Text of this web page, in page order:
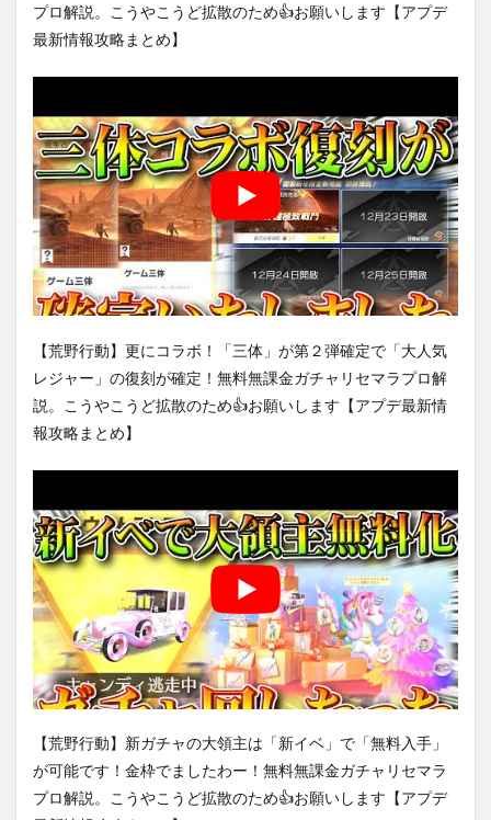
プロ解説。こうやこうど拡散のため👍お願いします【アプデ
最新情報攻略まとめ】
【荒野行動】更にコラボ！「三体」が第２弾確定で「大人気
レジャー」の復刻が確定！無料無課金ガチャリセマラプロ解
説。こうやこうど拡散のため👍お願いします【アプデ最新情
報攻略まとめ】
【荒野行動】新ガチャの大領主は「新イベ」で「無料入手」
が可能です！金枠でましたわー！無料無課金ガチャリセマラ
プロ解説。こうやこうど拡散のため👍お願いします【アプデ